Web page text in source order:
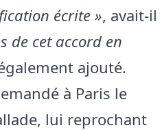
écrite », avait-il
de cet accord en
ajouté.
à Paris le
lui reprochant